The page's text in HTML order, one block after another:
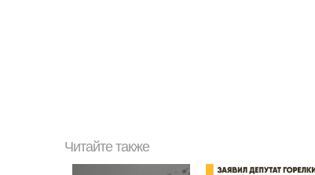
Читайте также